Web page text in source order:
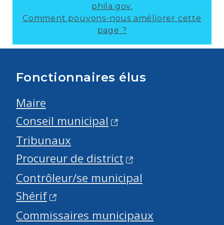
phila.gov.
Comment pouvons-nous améliorer cette
page ?
Fonctionnaires élus
Maire
Conseil municipal
Tribunaux
Procureur de district
Contrôleur/se municipal
Shérif
Commissaires municipaux